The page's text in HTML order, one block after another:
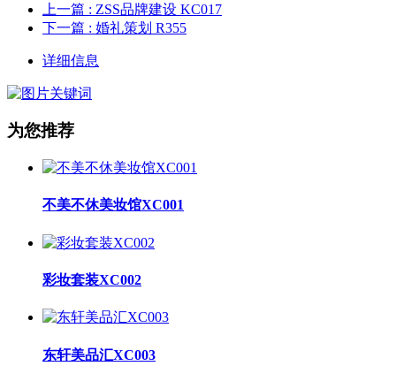
上一篇 : ZSS品牌建设 KC017
下一篇 : 婚礼策划 R355
详细信息
为您推荐
不美不休美妆馆XC001
彩妆套装XC002
东轩美品汇XC003